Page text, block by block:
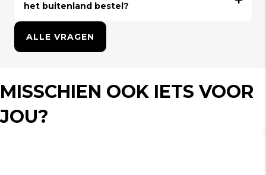
het buitenland bestel?
ALLE VRAGEN
MISSCHIEN OOK IETS VOOR
JOU?